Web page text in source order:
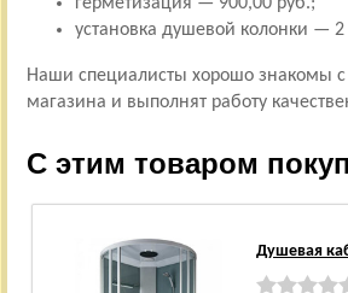
установка душевой колонки — 2
Наши специалисты хорошо знакомы с
магазина и выполнят работу
С этим товаром
Душевая